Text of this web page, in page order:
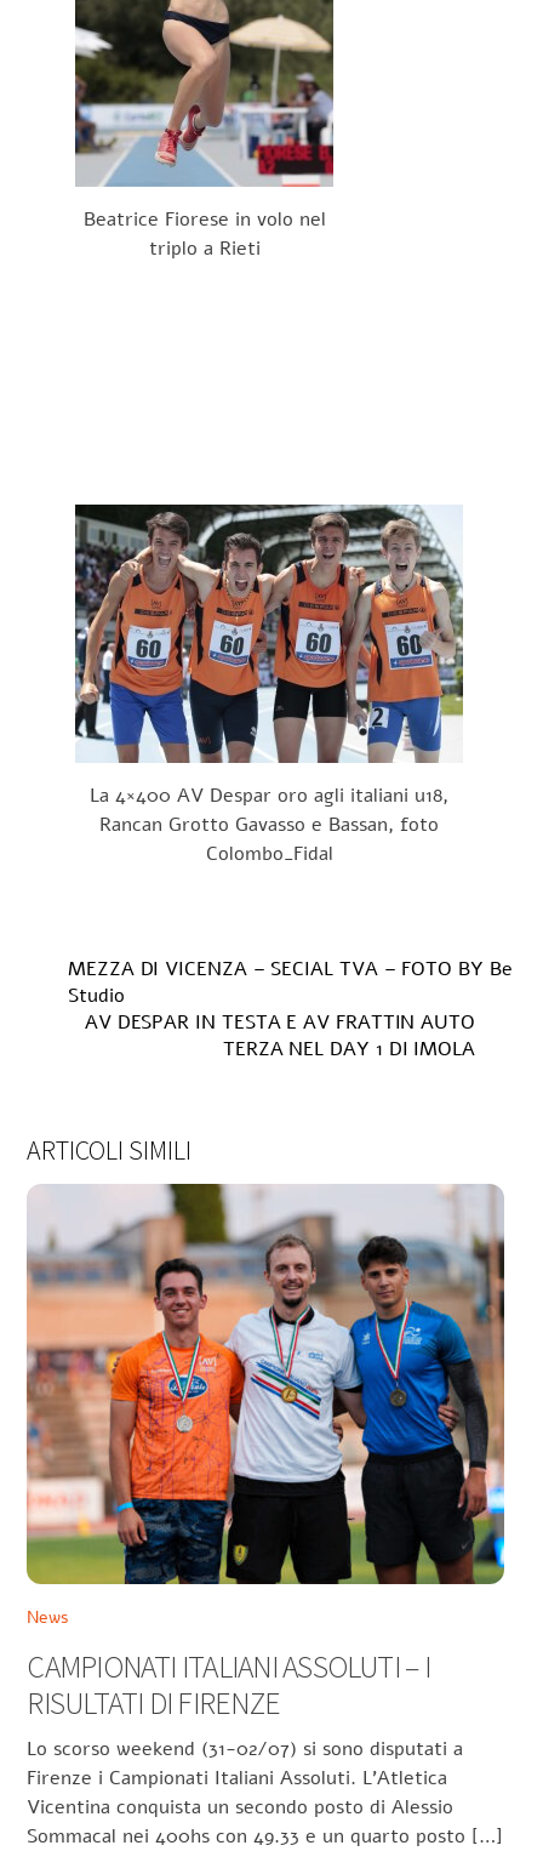
Beatrice Fiorese in volo nel
triplo a Rieti
La 4×400 AV Despar oro agli italiani u18,
Rancan Grotto Gavasso e Bassan, foto
Colombo_Fidal
MEZZA DI VICENZA – SECIAL TVA – FOTO BY Be
Studio
AV DESPAR IN TESTA E AV FRATTIN AUTO
TERZA NEL DAY 1 DI IMOLA
ARTICOLI SIMILI
News
CAMPIONATI ITALIANI ASSOLUTI – I
RISULTATI DI FIRENZE
Lo scorso weekend (31-02/07) si sono disputati a
Firenze i Campionati Italiani Assoluti. L’Atletica
Vicentina conquista un secondo posto di Alessio
Sommacal nei 400hs con 49.33 e un quarto posto […]